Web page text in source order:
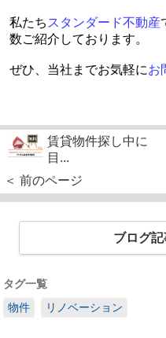
私たち スタンダード不動産
数ご紹介しております。
ぜひ、当社までお気軽にお
賃貸物件探し中に
目...
＜ 前のページ
ブログ
タグ一覧
物件
リノベーション